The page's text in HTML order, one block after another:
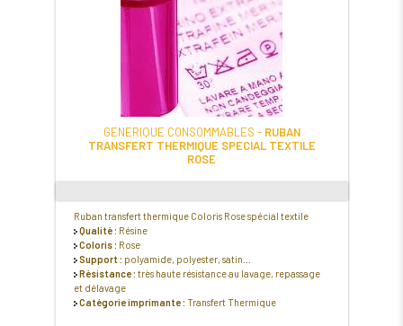
GENERIQUE CONSOMMABLES - RUBAN
TRANSFERT THERMIQUE SPECIAL TEXTILE
ROSE
Ruban transfert thermique Coloris Rose spécial textile
Qualité : Résine
Coloris : Rose
Support : polyamide, polyester, satin…
Résistance : très haute résistance au lavage, repassage
et délavage
Catégorie imprimante : Transfert Thermique